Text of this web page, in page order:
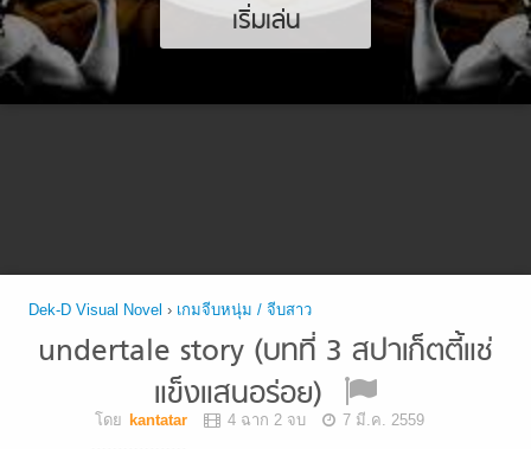
เริ่มเล่น
Dek-D Visual Novel › เกมจีบหนุ่ม / จีบสาว
undertale story (บทที่ 3 สปาเก็ตตี้แช่
แข็งแสนอร่อย)
โดย kantatar 4 ฉาก 2 จบ
7 มี.ค. 2559